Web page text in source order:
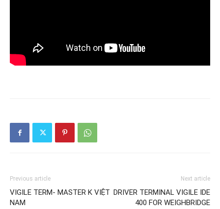
Previous article
VIGILE TERM- MASTER K VIỆT
NAM
Next article
DRIVER TERMINAL VIGILE IDE
400 FOR WEIGHBRIDGE